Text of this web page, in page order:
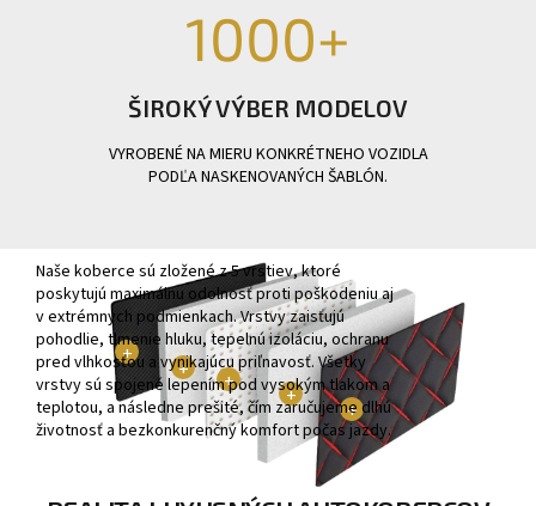
1000+
ŠIROKÝ VÝBER MODELOV
VYROBENÉ NA MIERU KONKRÉTNEHO VOZIDLA
PODĽA NASKENOVANÝCH ŠABLÓN.
Naše koberce sú zložené z 5 vrstiev, ktoré
poskytujú maximálnu odolnosť proti poškodeniu aj
v extrémnych podmienkach. Vrstvy zaisťujú
pohodlie, tlmenie hluku, tepelnú izoláciu, ochranu
pred vlhkosťou a vynikajúcu priľnavosť. Všetky
vrstvy sú spojené lepením pod vysokým tlakom a
teplotou, a následne prešité, čím zaručujeme dlhú
životnosť a bezkonkurenčný komfort počas jazdy.